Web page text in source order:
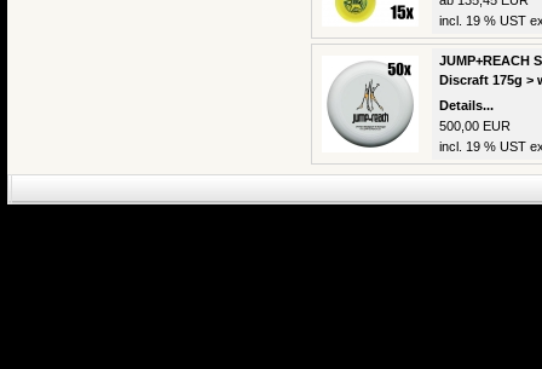
incl. 19 % UST
JUMP+REACH
Discraft 175g >
Details...
500,00 EUR
incl. 19 % UST